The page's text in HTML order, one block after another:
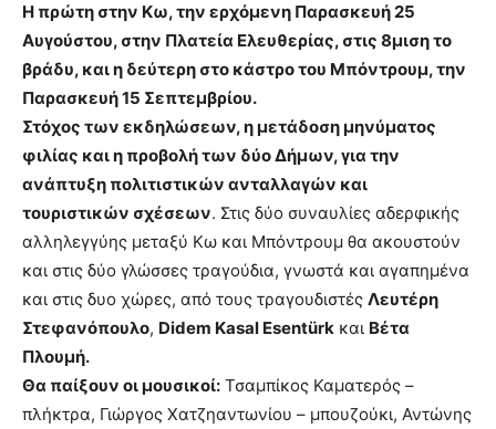
Η πρώτη στην Κω, την ερχόμενη Παρασκευή 25
Αυγούστου, στην Πλατεία Ελευθερίας, στις 8μιση το
βράδυ, και η δεύτερη στο κάστρο του Μπόντρουμ, την
Παρασκευή 15 Σεπτεμβρίου.
Στόχος των εκδηλώσεων, η μετάδοση μηνύματος
φιλίας και η προβολή των δύο Δήμων, για την
ανάπτυξη πολιτιστικών ανταλλαγών και
τουριστικών σχέσεων. Στις δύο συναυλίες αδερφικής
αλληλεγγύης μεταξύ Κω και Μπόντρουμ θα ακουστούν
και στις δύο γλώσσες τραγούδια, γνωστά και αγαπημένα
και στις δυο χώρες, από τους τραγουδιστές Λευτέρη
Στεφανόπουλο, Didem Kasal Esentürk και Βέτα
Πλουμή.
Θα παίξουν οι μουσικοί: Τσαμπίκος Καματερός –
πλήκτρα, Γιώργος Χατζηαντωνίου – μπουζούκι, Αντώνης